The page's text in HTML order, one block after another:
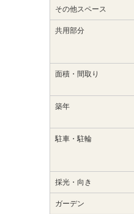
その他スペース
共用部分
面積・間取り
築年
駐車・駐輪
採光・向き
ガーデン